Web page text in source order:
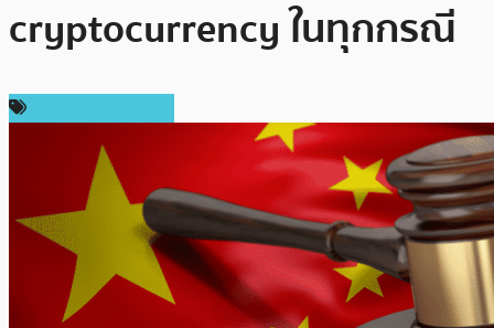
cryptocurrency ในทุกกรณี